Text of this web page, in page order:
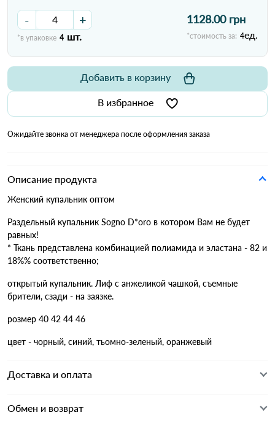
- +
*в упаковке 4 шт.
1128.00 грн
*стоимость за: 4ед.
В избранное
Добавить в корзину
Ожидайте звонка от менеджера после оформления заказа
Описание продукта
Женский купальник оптом
Раздельный купальник Sogno D*oro в котором Вам не будет
равных!
* Ткань представлена комбинацией полиамида и эластана - 82 и
18%% соответственно;
открытый купальник. Лиф с анжеликой чашкой, съемные
брители, сзади - на заязке.
розмер 40 42 44 46
цвет - чорный, синий, тьомно-зеленый, оранжевый
Доставка и оплата
Обмен и возврат